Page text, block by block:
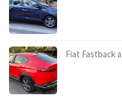
Fiat Fastback